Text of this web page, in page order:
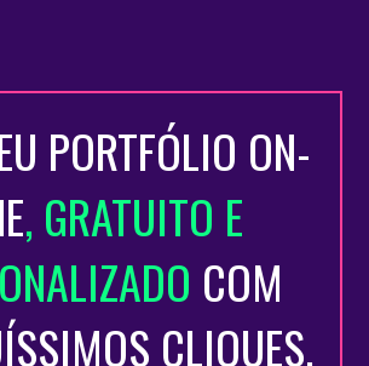
PORTFÓLIO ON-
, GRATUITO E
COM
CLIQUES.